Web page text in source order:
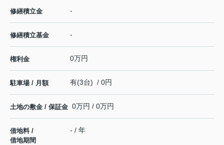
修繕積立金 -
修繕積立基金 -
権利金 0万円
駐車場 / 月額 有(3台) / 0円
土地の敷金 / 保証金 0万円 / 0万円
借地料 /
借地期間
- / 年